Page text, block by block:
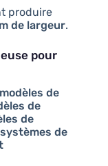
produire
de largeur.
pour
de
de
de
de